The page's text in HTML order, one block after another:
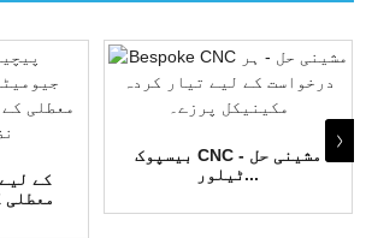
بیسپوک CNC مشینی حل -
ٹیلور...